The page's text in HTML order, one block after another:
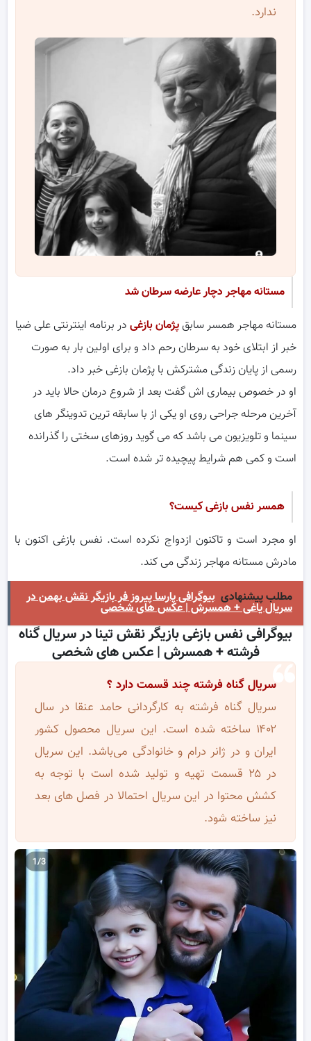
ندارد.
مستانه مهاجر دچار عارضه سرطان شد
مستانه مهاجر همسر سابقپژمان بازغی در برنامه اینترنتی علی ضیا
خبر از ابتلای خود به سرطان رحم داد و برای اولین بار به صورت
رسمی از پایان زندگی مشترکش با پژمان بازغی خبر داد.
او در خصوص بیماری اش گفت بعد از شروع درمان حالا باید در
آخرین مرحله جراحی روی او یکی از با سابقه ترین تدوینگر های
سینما و تلویزیون می باشد که می گوید روزهای سختی را گذرانده
است و کمی هم شرایط پیچیده تر شده است.
همسر نفس بازغی کیست؟
او مجرد است و تاکنون ازدواج نکرده است. نفس بازغی اکنون با
مادرش مستانه مهاجر زندگی می کند‌.
مطلب پیشنهادی بیوگرافی پارسا پیروز فر بازیگر نقش بهمن در
سریال یاغی + همسرش | عکس های شخصی
بیوگرافی نفس بازغی بازیگر نقش تینا در سریال گناه
فرشته + همسرش | عکس های شخصی
سریال گناه فرشته چند قسمت دارد ؟
سریال گناه فرشته به کارگردانی حامد عنقا در سال
۱۴۰۲ ساخته شده است. این سریال محصول کشور
ایران و در ژانر درام و خانوادگی می‌باشد. این سریال
در ۲۵ قسمت تهیه و تولید شده است با توجه به
کشش محتوا در این سریال احتمالا در فصل های بعد
نیز ساخته شود.